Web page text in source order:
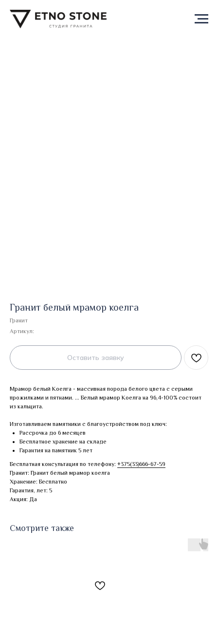
Гранит белый мрамор коелга
Гранит
Артикул:
Оставить заявку
Мрамор белый Коелга - массивная порода белого цвета с серыми
прожилками и пятнами. ... Белый мрамор Коелга на 96,4-100% состоит
из кальцита.
Изготавливаем памятники с благоустройством под ключ:
Рассрочка до 6 месяцев
Бесплатное хранение на складе
Гарантия на памятник 5 лет
Бесплатная консультация по телефону: +375(33)666-67-59
Гранит: Гранит белый мрамор коелга
Хранение: Бесплатно
Гарантия, лет: 5
Акция: Да
Смотрите также